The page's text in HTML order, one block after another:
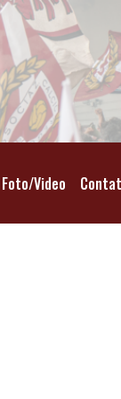
Foto/Video